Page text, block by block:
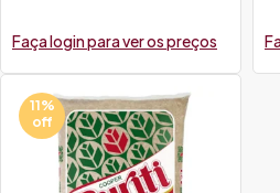
Faça login para ver os preços
11%
off